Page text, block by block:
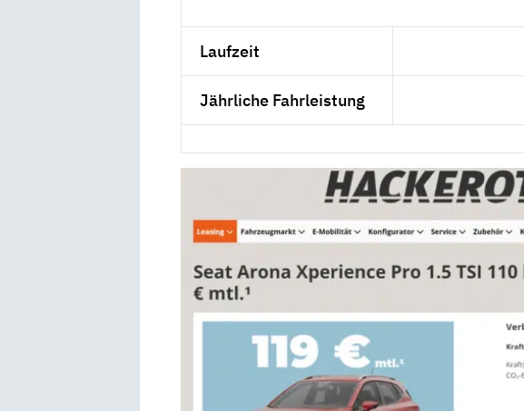
Laufzeit
Jährliche Fahrleistung